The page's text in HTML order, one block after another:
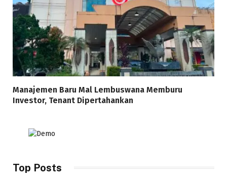
Manajemen Baru Mal Lembuswana Memburu
Investor, Tenant Dipertahankan
Top Posts